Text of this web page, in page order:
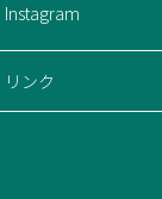
Instagram
リンク